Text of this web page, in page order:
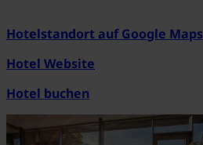
Hotelstandort auf Google Maps
Hotel Website
Hotel buchen